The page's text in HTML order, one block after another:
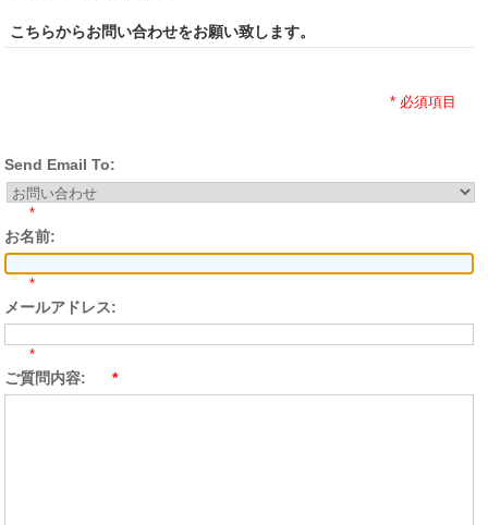
こちらからお問い合わせをお願い致します。
* 必須項目
Send Email To:
*
お名前:
*
メールアドレス:
*
ご質問内容: *